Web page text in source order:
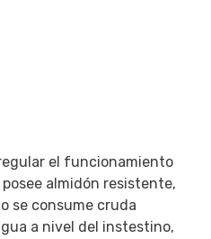
el funcionamiento
almidón resistente,
se consume cruda
a nivel del instestino,